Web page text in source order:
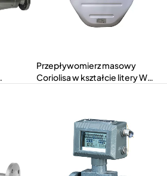
Przepływomierz masowy
Coriolisa w kształcie litery W